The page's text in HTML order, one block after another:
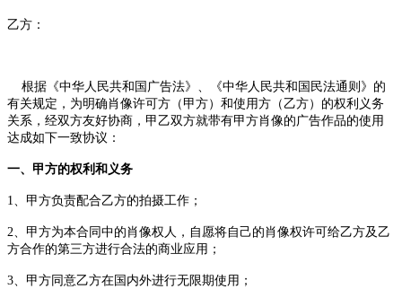
乙方：
根据《中华人民共和国广告法》、《中华人民共和国民法通则》的
有关规定，为明确肖像许可方（甲方）和使用方（乙方）的权利义务
关系，经双方友好协商，甲乙双方就带有甲方肖像的广告作品的使用
达成如下一致协议：
一、 甲方的权利和义务
1、 甲方负责配合乙方的拍摄工作；
2、 甲方为本合同中的肖像权人，自愿将自己的肖像权许可给乙方及乙
方合作的第三方进行合法的商业应用；
3、 甲方同意乙方在国内外进行无限期使用 ；